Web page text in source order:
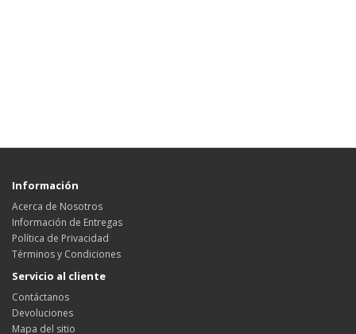
Información
Acerca de Nosotros
Información de Entregas
Política de Privacidad
Términos y Condiciones
Servicio al cliente
Contáctanos
Devoluciones
Mapa del sitio